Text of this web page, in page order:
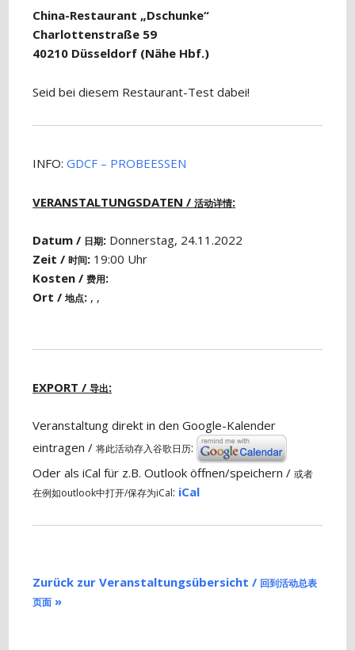
China-Restaurant „Dschunke“
Charlottenstraße 59
40210 Düsseldorf (Nähe Hbf.)
Seid bei diesem Restaurant-Test dabei!
INFO:GDCF – PROBEESSEN
VERANSTALTUNGSDATEN /活动详情:
Datum / 日期: Donnerstag, 24.11.2022
Zeit /时间: 19:00 Uhr
Kosten /费用:
Ort /地点: , ,
EXPORT /导出:
Veranstaltung direkt in den Google-Kalender
eintragen /将此活动存入谷歌日历:
Oder als iCal für z.B. Outlook öffnen/speichern /或者
在例如outlook中打开/保存为iCal: iCal
Zurück zur Veranstaltungsübersicht / 回到活动总表
页面 »